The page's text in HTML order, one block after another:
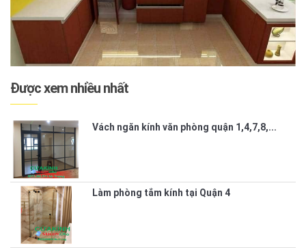
Được xem nhiều nhất
Vách ngăn kính văn phòng quận 1,4,7,8,...
Làm phòng tắm kính tại Quận 4